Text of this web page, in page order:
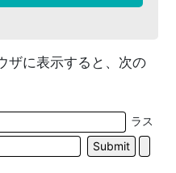
ザに表示すると、次の
ラス